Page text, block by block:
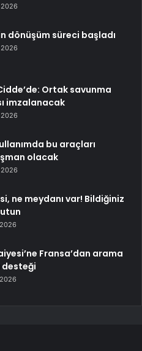
dönüşüm süreci başladı
Ortak savunma
imzalanacak
bu araçları
olacak
ne meydanı var! Bildiğiniz
Fransa’dan arama